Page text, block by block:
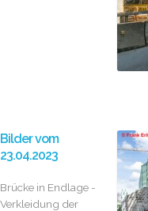
Bilder vom
23.04.2023
Brücke in Endlage -
Verkleidung der